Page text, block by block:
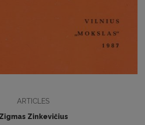
ARTICLES
Zigmas Zinkevičius